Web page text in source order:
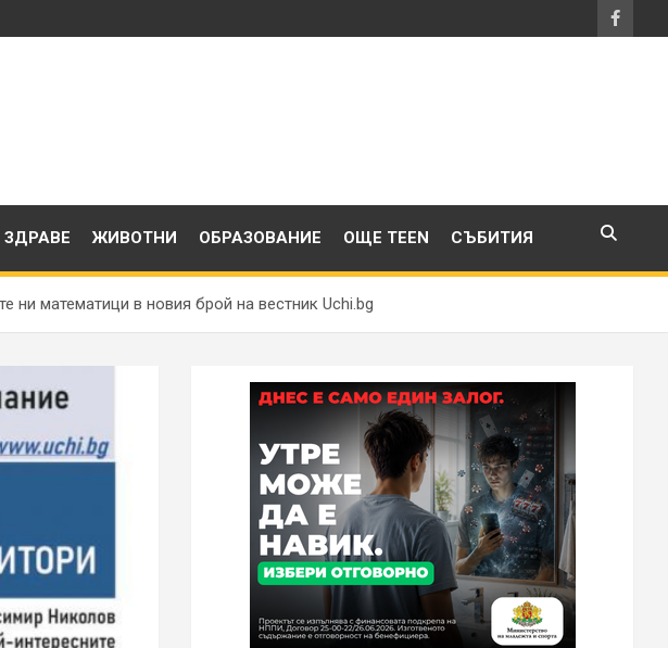
ЗДРАВЕ ЖИВОТНИ ОБРАЗОВАНИЕ ОЩЕ TEEN СЪБИТИЯ
ни математици в новия брой на вестник Uchi.bg